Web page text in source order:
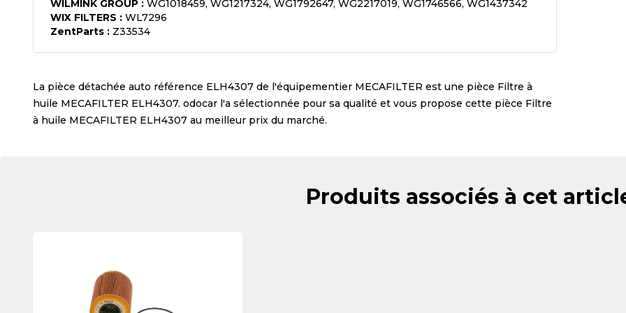
WILMINK GROUP : WG1018459, WG1217324, WG1792647, WG2217019, WG1746566, WG1437342
WIX FILTERS : WL7296
ZentParts : Z33534
La pièce détachée auto référence ELH4307 de l'équipementier MECAFILTER est une pièce Filtre à
huile MECAFILTER ELH4307. odocar l'a sélectionnée pour sa qualité et vous propose cette pièce Filtre
à huile MECAFILTER ELH4307 au meilleur prix du marché.
Produits associés à cet